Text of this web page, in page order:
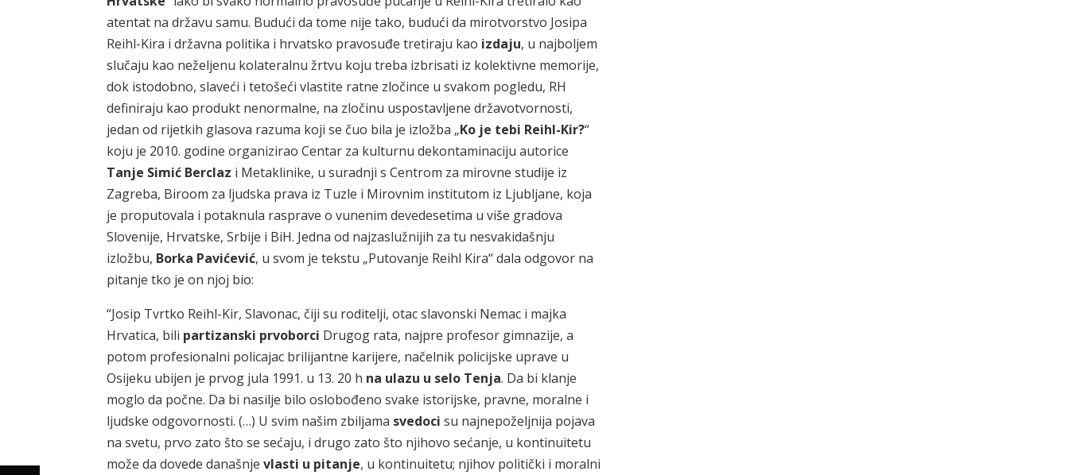
atentat na državu samu. Budući da tome nije tako, budući da mirotvorstvo Josipa
Reihl-Kira i državna politika i hrvatsko pravosuđe tretiraju kao izdaju, u najboljem
slučaju kao neželjenu kolateralnu žrtvu koju treba izbrisati iz kolektivne memorije,
dok istodobno, slaveći i tetošeći vlastite ratne zločince u svakom pogledu, RH
definiraju kao produkt nenormalne, na zločinu uspostavljene državotvornosti,
jedan od rijetkih glasova razuma koji se čuo bila je izložba „Ko je tebi Reihl-Kir?“
koju je 2010. godine organizirao Centar za kulturnu dekontaminaciju autorice
Tanje Simić Berclaz i Metaklinike, u suradnji s Centrom za mirovne studije iz
Zagreba, Biroom za ljudska prava iz Tuzle i Mirovnim institutom iz Ljubljane, koja
je proputovala i potaknula rasprave o vunenim devedesetima u više gradova
Slovenije, Hrvatske, Srbije i BiH. Jedna od najzaslužnijih za tu nesvakidašnju
izložbu, Borka Pavićević, u svom je tekstu „Putovanje Reihl Kira“ dala odgovor na
pitanje tko je on njoj bio:
“Josip Tvrtko Reihl-Kir, Slavonac, čiji su roditelji, otac slavonski Nemac i majka
Hrvatica, bili partizanski prvoborci Drugog rata, najpre profesor gimnazije, a
potom profesionalni policajac brilijantne karijere, načelnik policijske uprave u
Osijeku ubijen je prvog jula 1991. u 13. 20 h na ulazu u selo Tenja. Da bi klanje
moglo da počne. Da bi nasilje bilo oslobođeno svake istorijske, pravne, moralne i
ljudske odgovornosti. (…) U svim našim zbiljama svedocisu najnepoželjnija pojava
na svetu, prvo zato što se sećaju, i drugo zato što njihovo sećanje, u kontinuitetu
može da dovede današnjevlasti u pitanje, u kontinuitetu; njihov politički i moralni